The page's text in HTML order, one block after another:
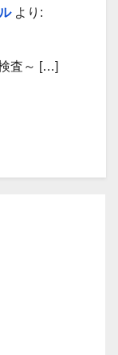
より:
査～ […]